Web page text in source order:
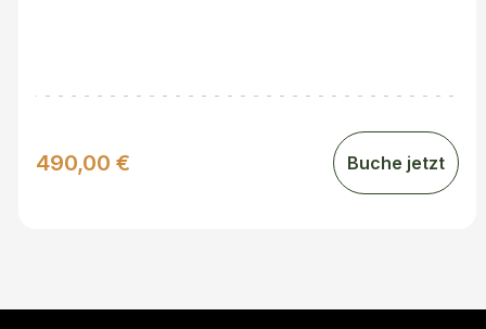
490,00 € Buche jetzt